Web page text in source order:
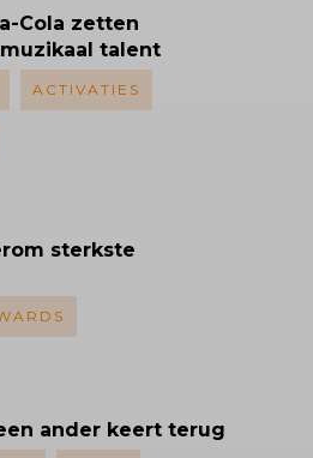
Cola zetten
talent
ACTIVATIES
sterkste
ander keert terug